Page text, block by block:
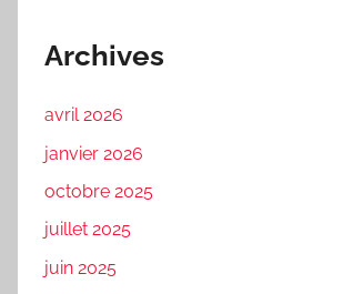
Archives
avril 2026
janvier 2026
octobre 2025
juillet 2025
juin 2025